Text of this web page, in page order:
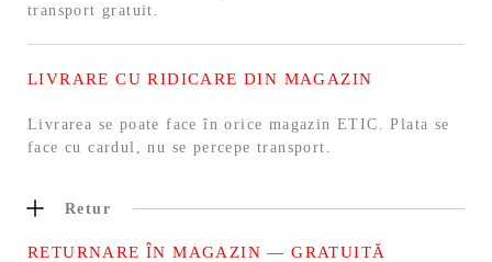
transport gratuit.
LIVRARE CU RIDICARE DIN MAGAZIN
Livrarea se poate face în orice magazin ETIC. Plata se
face cu cardul, nu se percepe transport.
Retur
RETURNARE ÎN MAGAZIN — GRATUITĂ